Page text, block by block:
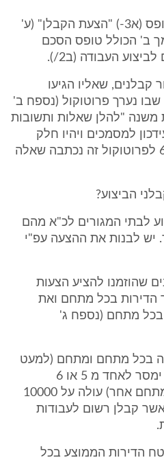
למסמך המכרז צורף גם טופס (א3-) "הצעת הקבלן" (ע'
ב' הכולל טופס הסכם
סיור קבלנים, שאליו הגיעו
קבלנים, שבו נערך פרוטוקול (נספח ב'
משנה "להלן שאלות ותשובות
למסמכים ויהיו חלק
בלתי נפרד מהם". בסעיף 6 לפרוטוקול זה נכתבה שאלה
הביצוע?
ביצוע לבתי המגורים לכ"א מהם
כ100- יח"ד. יש לבנות את ההצעה עפ"י
שהוזמנו להציע הצעות
בכל מתחם ואת
מתחם (נספח ג'
בכל מתחם ומתחם (למעט
מתחם מס' 7 אשר ממילא ימסר לאחד מ 5 או 6
הקבלנים הזוכים בנוסף למתחם אחר) עולה על 10000
קבלן רשום לעבודות
הדירות הממוצע בכל